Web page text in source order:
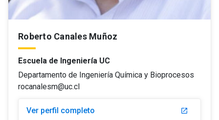
Roberto Canales Muñoz
Escuela de Ingeniería UC
Departamento de Ingeniería Química y Bioprocesos
rocanalesm@uc.cl
Ver perfil completo